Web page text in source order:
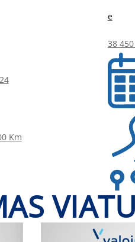
Km
e
38